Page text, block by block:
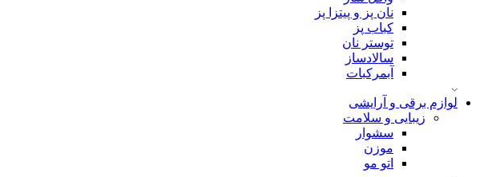
نان پز و پیتزا پز
کباب پز
توستر نان
سالادساز
آبمرکبات
لوازم برقی و آرایشی
زیبایی و سلامت
سشوار
موزن
اتو مو